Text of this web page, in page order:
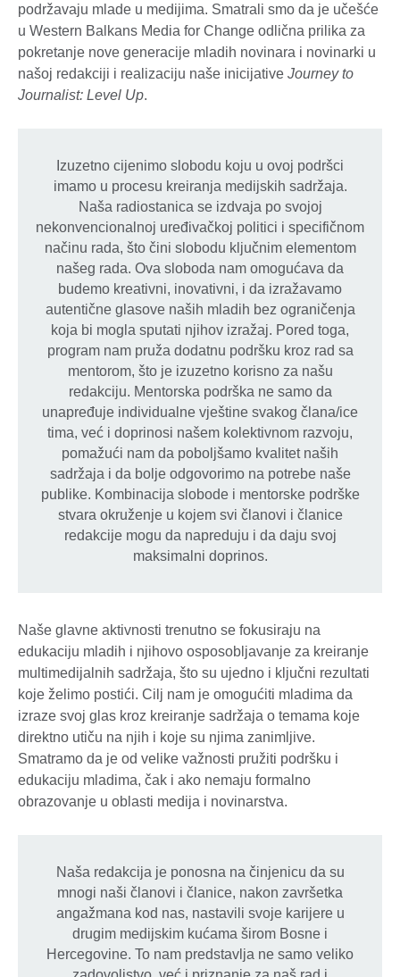
podržavaju mlade u medijima. Smatrali smo da je učešće
u Western Balkans Media for Change odlična prilika za
pokretanje nove generacije mladih novinara i novinarki u
našoj redakciji i realizaciju naše inicijative Journey to
Journalist: Level Up.
Izuzetno cijenimo slobodu koju u ovoj podršci
imamo u procesu kreiranja medijskih sadržaja.
Naša radiostanica se izdvaja po svojoj
nekonvencionalnoj uređivačkoj politici i specifičnom
načinu rada, što čini slobodu ključnim elementom
našeg rada. Ova sloboda nam omogućava da
budemo kreativni, inovativni, i da izražavamo
autentične glasove naših mladih bez ograničenja
koja bi mogla sputati njihov izražaj. Pored toga,
program nam pruža dodatnu podršku kroz rad sa
mentorom, što je izuzetno korisno za našu
redakciju. Mentorska podrška ne samo da
unapređuje individualne vještine svakog člana/ice
tima, već i doprinosi našem kolektivnom razvoju,
pomažući nam da poboljšamo kvalitet naših
sadržaja i da bolje odgovorimo na potrebe naše
publike. Kombinacija slobode i mentorske podrške
stvara okruženje u kojem svi članovi i članice
redakcije mogu da napreduju i da daju svoj
maksimalni doprinos.
Naše glavne aktivnosti trenutno se fokusiraju na
edukaciju mladih i njihovo osposobljavanje za kreiranje
multimedijalnih sadržaja, što su ujedno i ključni rezultati
koje želimo postići. Cilj nam je omogućiti mladima da
izraze svoj glas kroz kreiranje sadržaja o temama koje
direktno utiču na njih i koje su njima zanimljive.
Smatramo da je od velike važnosti pružiti podršku i
edukaciju mladima, čak i ako nemaju formalno
obrazovanje u oblasti medija i novinarstva.
Naša redakcija je ponosna na činjenicu da su
mnogi naši članovi i članice, nakon završetka
angažmana kod nas, nastavili svoje karijere u
drugim medijskim kućama širom Bosne i
Hercegovine. To nam predstavlja ne samo veliko